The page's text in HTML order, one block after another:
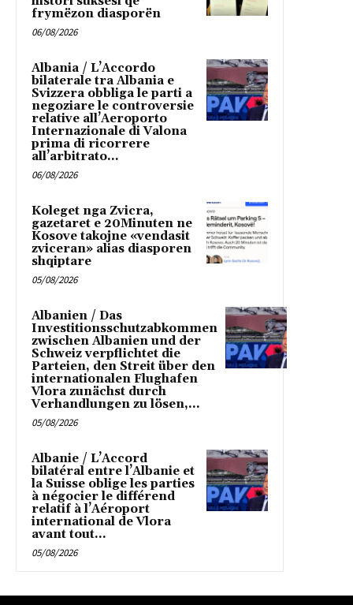
frymëzon diasporën
06/08/2026
Albania / L’Accordo
bilaterale tra Albania e
Svizzera obbliga le parti a
negoziare le controversie
relative all’Aeroporto
Internazionale di Valona
prima di ricorrere
all’arbitrato...
06/08/2026
Koleget nga Zvicra,
gazetaret e 20Minuten ne
Kosove takojne «vendasit
zviceran» alias diasporen
shqiptare
05/08/2026
Albanien / Das
Investitionsschutzabkommen
zwischen Albanien und der
Schweiz verpflichtet die
Parteien, den Streit über den
internationalen Flughafen
Vlora zunächst durch
Verhandlungen zu lösen,...
05/08/2026
Albanie / L’Accord
bilatéral entre l’Albanie et
la Suisse oblige les parties
à négocier le différend
relatif à l’Aéroport
international de Vlora
avant tout...
05/08/2026